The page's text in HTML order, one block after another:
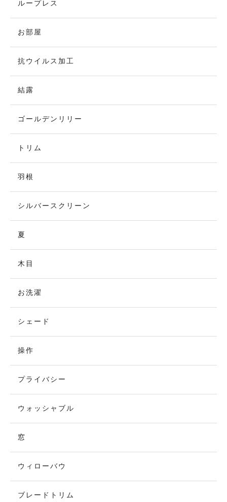
ループレス
お部屋
抗ウイルス加工
結露
ゴールデンリリー
トリム
羽根
シルバースクリーン
夏
木目
お洗濯
シェード
操作
プライバシー
ウォッシャブル
窓
ウィローバウ
ブレードトリム